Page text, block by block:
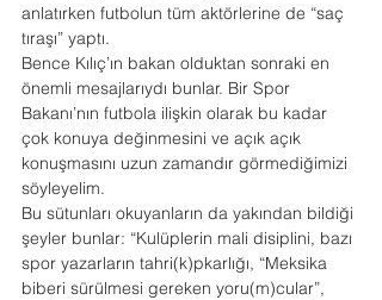
anlatırken futbolun tüm aktörlerine de “saç
tıraşı” yaptı.
Bence Kılıç’ın bakan olduktan sonraki en
önemli mesajlarıydı bunlar. Bir Spor
Bakanı’nın futbola ilişkin olarak bu kadar
çok konuya değinmesini ve açık açık
konuşmasını uzun zamandır görmediğimizi
söyleyelim.
Bu sütunları okuyanların da yakından bildiği
şeyler bunlar: “Kulüplerin mali disiplini, bazı
spor yazarların tahri(k)pkarlığı, “Meksika
biberi sürülmesi gereken yoru(m)cular”,